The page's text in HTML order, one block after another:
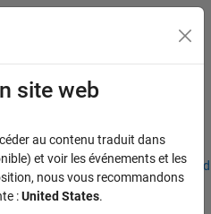
Adresses de nos bureaux
l'affichage du menu
site web
au contenu traduit dans
et voir les événements et les
nous vous recommandons
:United States.